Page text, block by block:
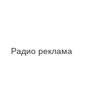
Радио реклама